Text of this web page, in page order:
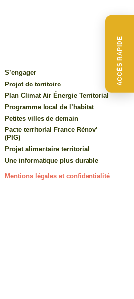
ACCÈS RAPIDE
S’engager
Projet de territoire
Plan Climat Air Énergie Territorial
Programme local de l’habitat
Petites villes de demain
Pacte territorial France Rénov’
(PIG)
Projet alimentaire territorial
Une informatique plus durable
Mentions légales et confidentialité